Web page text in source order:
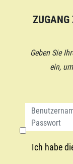
ZUGANG
Geben Sie
ein,
Ich habe